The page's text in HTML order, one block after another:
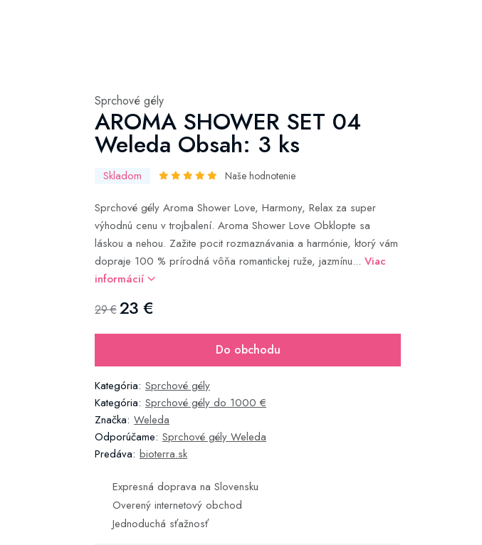
Sprchové gély
AROMA SHOWER SET 04
Weleda Obsah: 3 ks
Skladom Naše hodnotenie
Sprchové gély Aroma Shower Love, Harmony, Relax za super
výhodnú cenu v trojbalení. Aroma Shower Love Obklopte sa
láskou a nehou. Zažite pocit rozmaznávania a harmónie, ktorý vám
dopraje 100 % prírodná vôňa romantickej ruže, jazmínu... Viac
informácií
29 €23 €
Do obchodu
Kategória: Sprchové gély
Kategória: Sprchové gély do 1000 €
Značka: Weleda
Odporúčame: Sprchové gély Weleda
Predáva: bioterra.sk
Expresná doprava na Slovensku
Overený internetový obchod
Jednoduchá sťažnosť